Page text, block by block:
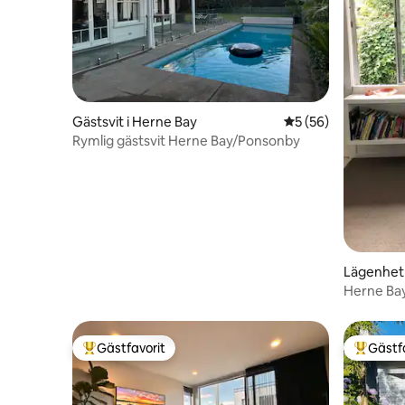
Gästsvit i Herne Bay 5 av 5 i
5 (56)
Rymlig gästsvit Herne Bay/Ponsonby
Herne
Populär gästfavorit
Gästfavorit